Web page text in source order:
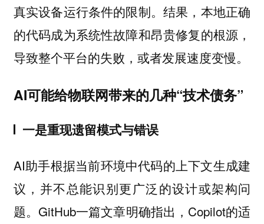
真实设备运行条件的限制。结果，本地正确
的代码成为系统性故障和昂贵修复的根源，
导致整个平台的失败，或者发展速度变慢。
AI可能给物联网带来的几种“技术债务”
一是重现遗留模式与错误
AI助手根据当前环境中代码的上下文生成建
议，并不总能识别更广泛的设计或架构问
题。GitHub一篇文章明确指出，Copilot的适